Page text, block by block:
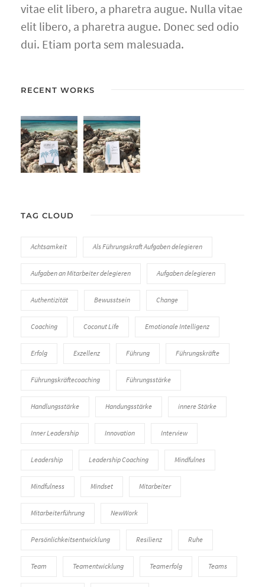
vitae elit libero, a pharetra augue. Nulla vitae
elit libero, a pharetra augue. Donec sed odio
dui. Etiam porta sem malesuada.
RECENT WORKS
TAG CLOUD
Achtsamkeit Als Führungskraft Aufgaben delegieren
Aufgaben an Mitarbeiter delegieren Aufgaben delegieren
Authentizität Bewusstsein Change
Coaching Coconut Life Emotionale Intelligenz
Erfolg Exzellenz Führung Führungskräfte
Führungskräftecoaching Führungsstärke
Handlungsstärke Handungsstärke innere Stärke
Inner Leadership Innovation Interview
Leadership Leadership Coaching Mindfulnes
Mindfulness Mindset Mitarbeiter
Mitarbeiterführung NewWork
Persönlichkeitsentwicklung Resilienz Ruhe
Team Teamentwicklung Teamerfolg Teams